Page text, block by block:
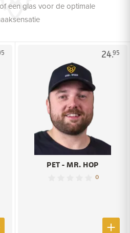
een glas voor de optimale
24.95
PET - MR. HOP
0